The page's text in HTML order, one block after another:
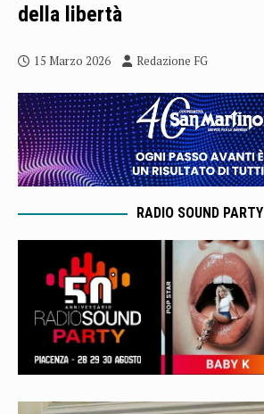
della libertà
15 Marzo 2026 Redazione FG
RADIO SOUND PARTY